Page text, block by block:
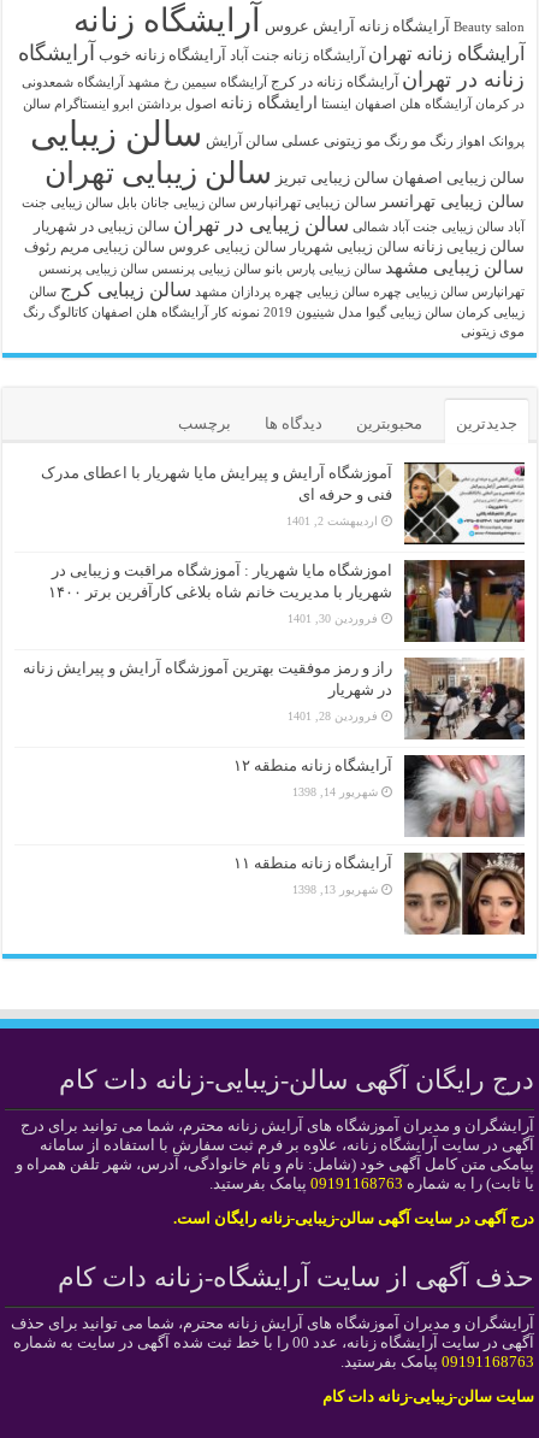
Beauty salon آرايشگاه زنانه آرایش عروس آرایشگاه زنانه
آرایشگاه زنانه تهران آرایشگاه زنانه جنت آباد آرایشگاه زنانه خوب آرایشگاه
زنانه در تهران آرایشگاه زنانه در کرج آرایشگاه سیمین رخ مشهد
آرایشگاه شمعدونی
در کرمان آرایشگاه هلن اصفهان اینستا ارایشگاه زنانه اصول برداشتن ابرو اینستاگرام سالن
پروانک اهواز رنگ مو رنگ مو زیتونی عسلی سالن آرایش سالن زیبایی
سالن زیبایی اصفهان سالن زیبایی تبریز سالن زیبایی تهران
سالن زیبایی تهرانسر سالن زیبایی تهرانپارس سالن زیبایی جانان بابل سالن زیبایی جنت
آباد سالن زیبایی جنت آباد شمالی سالن زیبایی در تهران سالن زیبایی در شهریار
سالن زیبایی زنانه سالن زیبایی شهریار سالن زیبایی عروس سالن زیبایی مریم رئوف
سالن زیبایی مشهد سالن زیبایی پارس بانو سالن زیبایی پرنسس سالن زیبایی پرنسس
تهرانپارس سالن زیبایی چهره سالن زیبایی چهره پردازان مشهد سالن زیبایی کرج سالن
زیبایی کرمان سالن زیبایی گیوا مدل شینیون 2019 نمونه کار آرایشگاه هلن اصفهان کاتالوگ رنگ
موی زیتونی
جدیدترین محبوبترین دیدگاه ها برچسب
آموزشگاه آرایش و پیرایش مایا شهریار با اعطای مدرک
فنی و حرفه ای
اردیبهشت 2, 1401
اموزشگاه مایا شهریار : آموزشگاه مراقبت و زیبایی در
شهریار با مدیریت خانم شاه بلاغی کارآفرین برتر ۱۴۰۰
فروردین 30, 1401
راز و رمز موفقیت بهترین آموزشگاه آرایش و پیرایش زنانه
در شهریار
فروردین 28, 1401
آرایشگاه زنانه منطقه ۱۲
شهریور 14, 1398
آرایشگاه زنانه منطقه ۱۱
شهریور 13, 1398
درج رایگان آگهی سالن-زیبایی-زنانه دات کام
آرایشگران و مدیران آموزشگاه های آرایش زنانه محترم، شما می توانید برای درج
آگهی در سایت آرایشگاه زنانه، علاوه بر فرم ثبت سفارش با استفاده از سامانه
پیامکی متن کامل آگهی خود (شامل: نام و نام خانوادگی، آدرس، شهر تلفن همراه و
یا ثابت) را به شماره 09191168763 پیامک بفرستید.
درج آگهی در سایت آگهی سالن-زیبایی-زنانه رایگان است.
حذف آگهی از سایت آرایشگاه-زنانه دات کام
آرایشگران و مدیران آموزشگاه های آرایش زنانه محترم، شما می توانید برای حذف
آگهی در سایت آرایشگاه زنانه، عدد 00 را با خط ثبت شده آگهی در سایت به شماره
09191168763 پیامک بفرستید.
سایت سالن-زیبایی-زنانه دات کام